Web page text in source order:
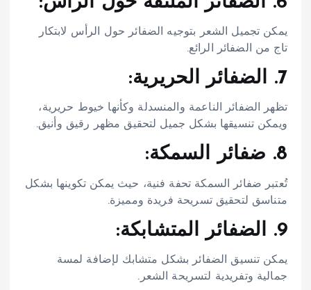
يمكن تجميل الشعر بتوجيه الضفائر حول الرأس لابتكار
تاج من الضفائر الرائع.
7. الضفائر الحريرية:
تظهر الضفائر الناعمة والمنسدلة وكأنها خيوط حريرية،
ويمكن تنسيقها بشكل جميل لتحقيق مظهر رقيق وأنيق.
8. ضفائر السمكة:
تُعتبر ضفائر السمكة تحفة فنية، حيث يمكن تكوينها بشكل
متناسق لتحقيق تسريحة فريدة ومميزة.
9. الضفائر المتشابكة:
يمكن تنسيق الضفائر بشكل متشابك لإضافة لمسة
جمالية وتفريدية لتسريحة الشعر.